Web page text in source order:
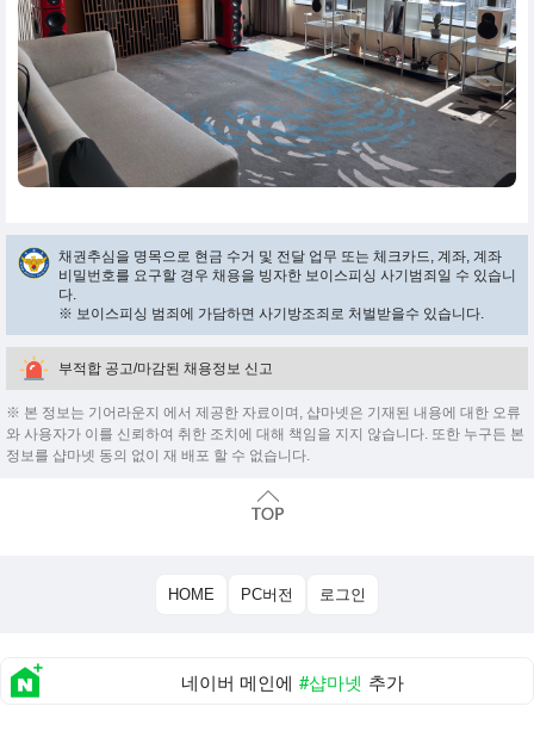
채권추심을 명목으로 현금 수거 및 전달 업무 또는 체크카드, 계좌, 계좌
비밀번호를 요구할 경우 채용을 빙자한 보이스피싱 사기범죄일 수 있습니
다.
※ 보이스피싱 범죄에 가담하면 사기방조죄로 처벌받을수 있습니다.
부적합 공고/마감된 채용정보 신고
※ 본 정보는 기어라운지 에서 제공한 자료이며, 샵마넷은 기재된 내용에 대한 오류
와 사용자가 이를 신뢰하여 취한 조치에 대해 책임을 지지 않습니다. 또한 누구든 본
정보를 샵마넷 동의 없이 재 배포 할 수 없습니다.
HOME PC버전 로그인
네이버 메인에 #샵마넷 추가